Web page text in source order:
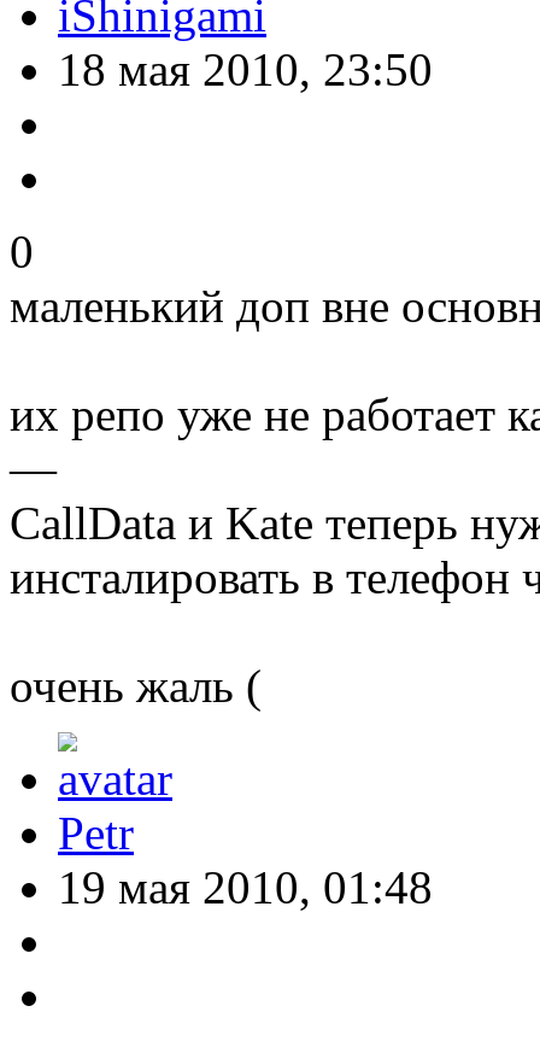
iShinigami
18 мая 2010, 23:50
0
маленький доп вне
их репо уже не работает
—
CallData и Kate теперь
инсталировать в телефон
очень жаль (
Petr
19 мая 2010, 01:48